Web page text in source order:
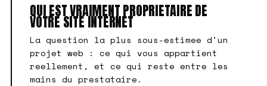
QUI EST VRAIMENT PROPRIETAIRE DE
VOTRE SITE INTERNET
La question la plus sous-estimee d'un
projet web : ce qui vous appartient
reellement, et ce qui reste entre les
mains du prestataire.